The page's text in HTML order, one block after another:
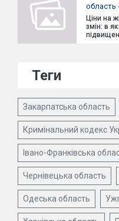
область
Ціни на
змін: в
Теги
Закарпатська область
Кримінальний кодекс
Івано-Франківська
Чернівецька область
Одеська область